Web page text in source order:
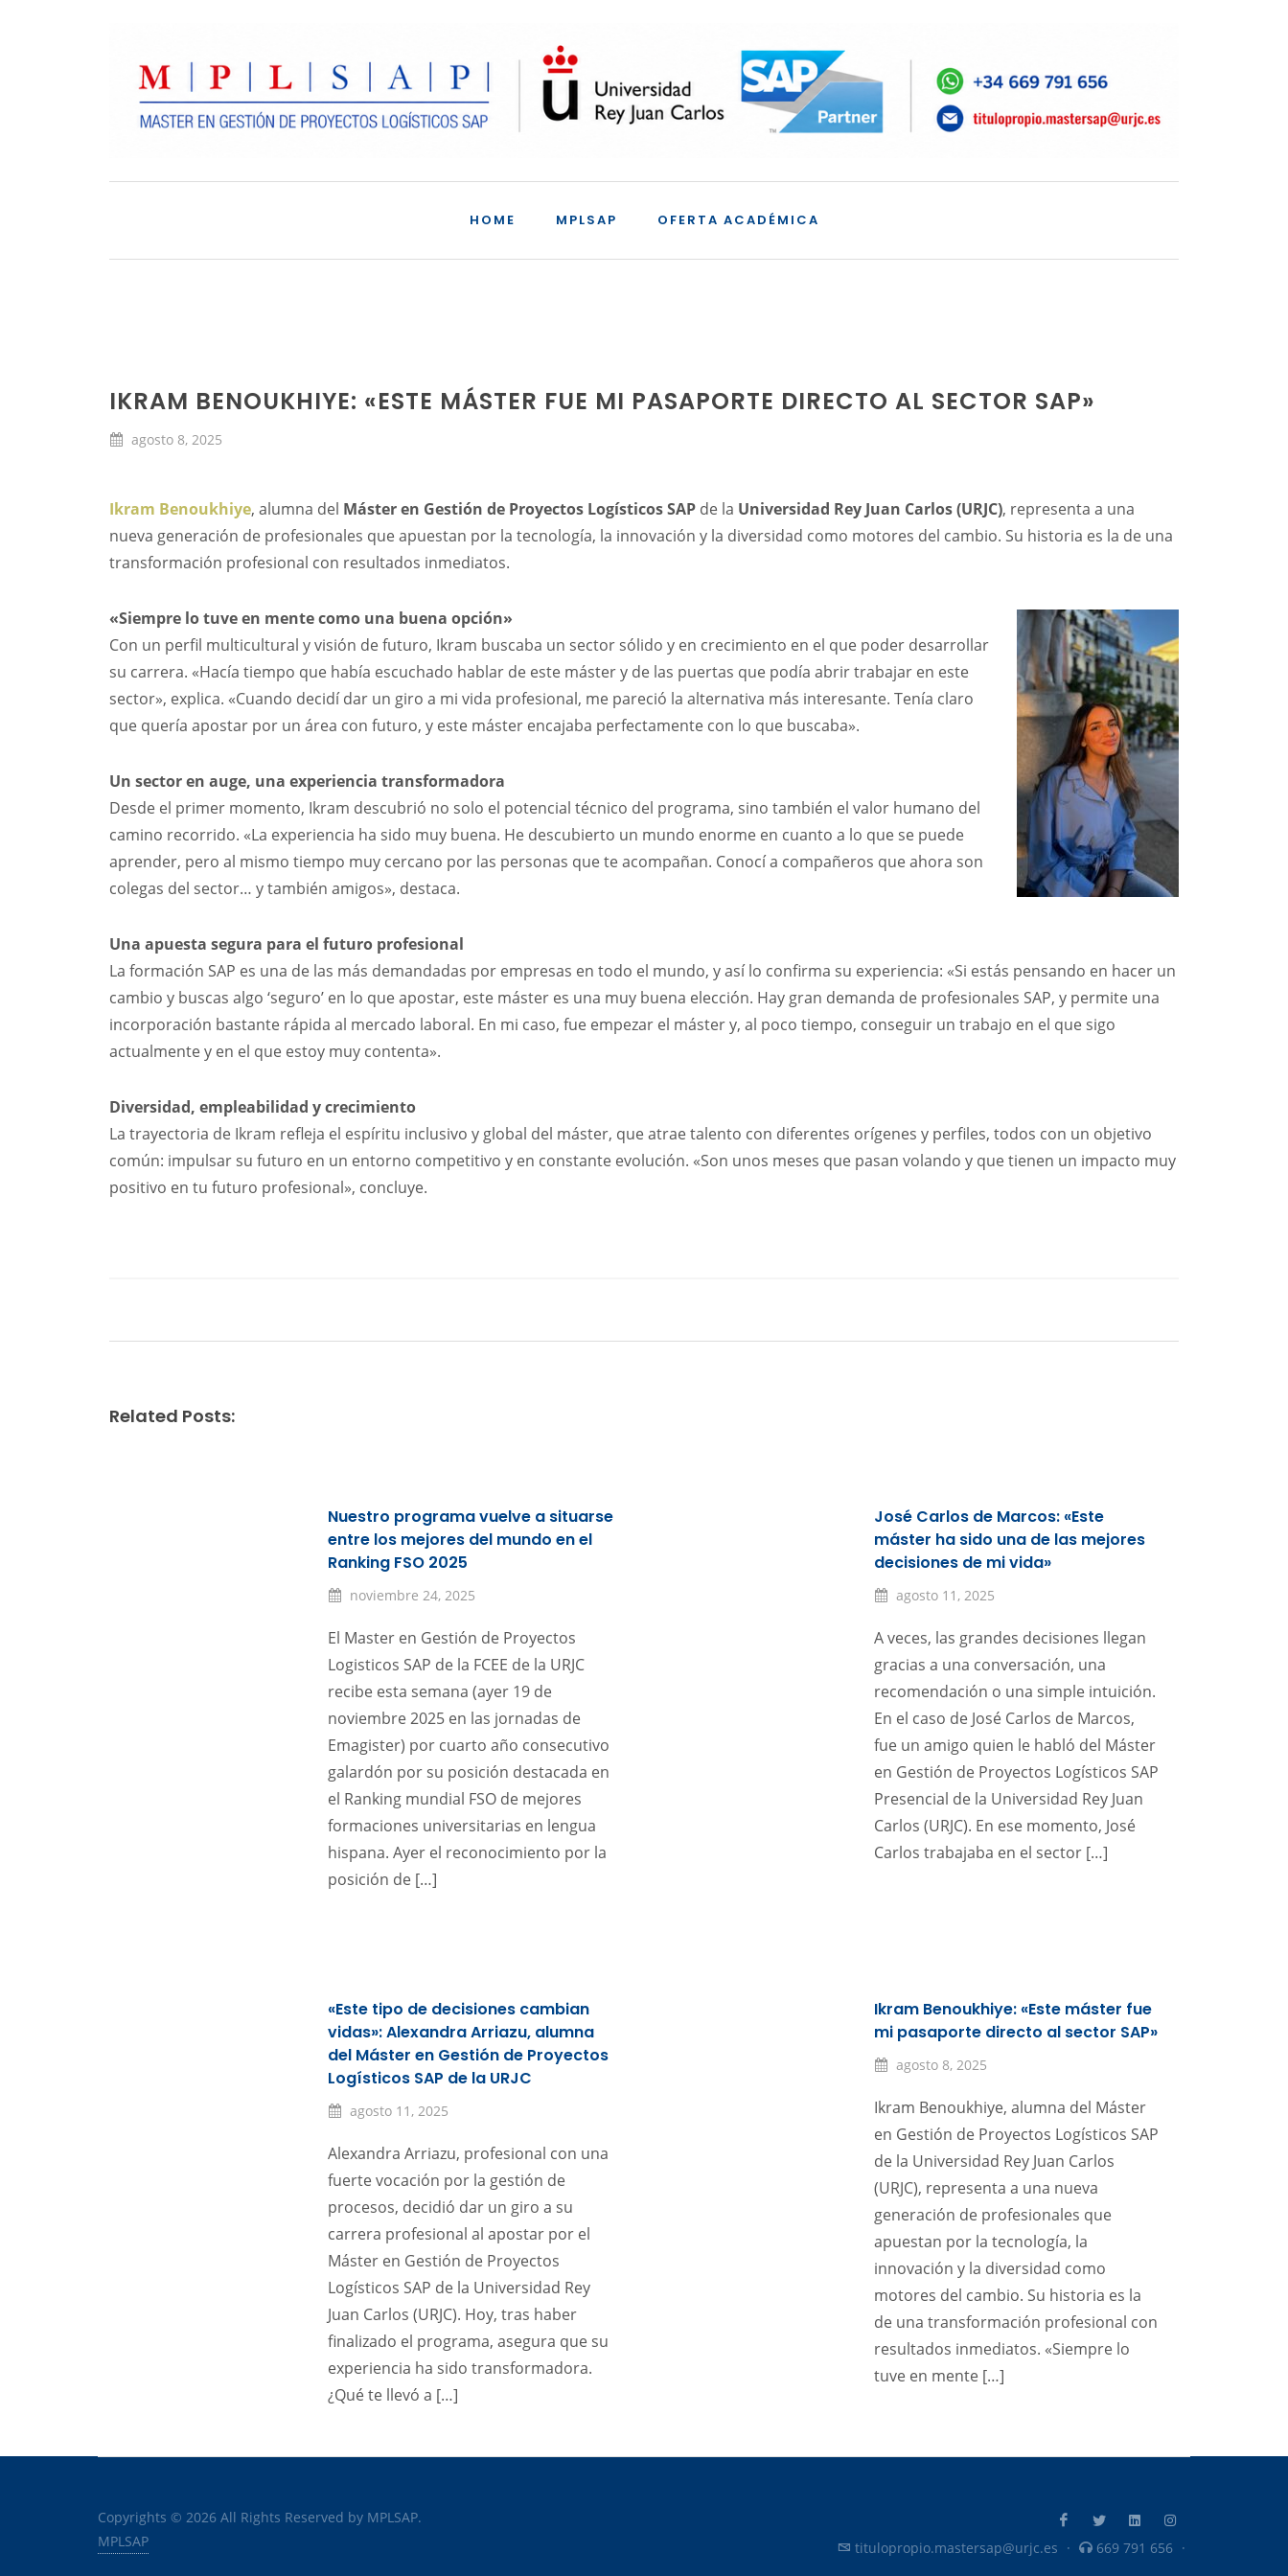
HOME MPLSAP OFERTA ACADÉMICA
IKRAM BENOUKHIYE: «ESTE MÁSTER FUE MI PASAPORTE DIRECTO AL SECTOR SAP»
agosto 8, 2025
Ikram Benoukhiye, alumna del Máster en Gestión de Proyectos Logísticos SAP de la Universidad Rey Juan Carlos (URJC), representa a una
nueva generación de profesionales que apuestan por la tecnología, la innovación y la diversidad como motores del cambio. Su historia es la de una
transformación profesional con resultados inmediatos.
«Siempre lo tuve en mente como una buena opción»
Con un perfil multicultural y visión de futuro, Ikram buscaba un sector sólido y en crecimiento en el que poder desarrollar
su carrera. «Hacía tiempo que había escuchado hablar de este máster y de las puertas que podía abrir trabajar en este
sector», explica. «Cuando decidí dar un giro a mi vida profesional, me pareció la alternativa más interesante. Tenía claro
que quería apostar por un área con futuro, y este máster encajaba perfectamente con lo que buscaba».
Un sector en auge, una experiencia transformadora
Desde el primer momento, Ikram descubrió no solo el potencial técnico del programa, sino también el valor humano del
camino recorrido. «La experiencia ha sido muy buena. He descubierto un mundo enorme en cuanto a lo que se puede
aprender, pero al mismo tiempo muy cercano por las personas que te acompañan. Conocí a compañeros que ahora son
colegas del sector… y también amigos», destaca.
Una apuesta segura para el futuro profesional
La formación SAP es una de las más demandadas por empresas en todo el mundo, y así lo confirma su experiencia: «Si estás pensando en hacer un
cambio y buscas algo ‘seguro’ en lo que apostar, este máster es una muy buena elección. Hay gran demanda de profesionales SAP, y permite una
incorporación bastante rápida al mercado laboral. En mi caso, fue empezar el máster y, al poco tiempo, conseguir un trabajo en el que sigo
actualmente y en el que estoy muy contenta».
Diversidad, empleabilidad y crecimiento
La trayectoria de Ikram refleja el espíritu inclusivo y global del máster, que atrae talento con diferentes orígenes y perfiles, todos con un objetivo
común: impulsar su futuro en un entorno competitivo y en constante evolución. «Son unos meses que pasan volando y que tienen un impacto muy
positivo en tu futuro profesional», concluye.
Related Posts:
Nuestro programa vuelve a situarse
entre los mejores del mundo en el
Ranking FSO 2025
noviembre 24, 2025
El Master en Gestión de Proyectos
Logisticos SAP de la FCEE de la URJC
recibe esta semana (ayer 19 de
noviembre 2025 en las jornadas de
Emagister) por cuarto año consecutivo
galardón por su posición destacada en
el Ranking mundial FSO de mejores
formaciones universitarias en lengua
hispana. Ayer el reconocimiento por la
posición de […]
José Carlos de Marcos: «Este
máster ha sido una de las mejores
decisiones de mi vida»
agosto 11, 2025
A veces, las grandes decisiones llegan
gracias a una conversación, una
recomendación o una simple intuición.
En el caso de José Carlos de Marcos,
fue un amigo quien le habló del Máster
en Gestión de Proyectos Logísticos SAP
Presencial de la Universidad Rey Juan
Carlos (URJC). En ese momento, José
Carlos trabajaba en el sector […]
«Este tipo de decisiones cambian
vidas»: Alexandra Arriazu, alumna
del Máster en Gestión de Proyectos
Logísticos SAP de la URJC
agosto 11, 2025
Alexandra Arriazu, profesional con una
fuerte vocación por la gestión de
procesos, decidió dar un giro a su
carrera profesional al apostar por el
Máster en Gestión de Proyectos
Logísticos SAP de la Universidad Rey
Juan Carlos (URJC). Hoy, tras haber
finalizado el programa, asegura que su
experiencia ha sido transformadora.
¿Qué te llevó a […]
Ikram Benoukhiye: «Este máster fue
mi pasaporte directo al sector SAP»
agosto 8, 2025
Ikram Benoukhiye, alumna del Máster
en Gestión de Proyectos Logísticos SAP
de la Universidad Rey Juan Carlos
(URJC), representa a una nueva
generación de profesionales que
apuestan por la tecnología, la
innovación y la diversidad como
motores del cambio. Su historia es la
de una transformación profesional con
resultados inmediatos. «Siempre lo
tuve en mente […]
Copyrights © 2026 All Rights Reserved by MPLSAP.
MPLSAP
titulopropio.mastersap@urjc.es · 669 791 656 ·